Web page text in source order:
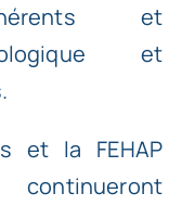
et
et
et la FEHAP